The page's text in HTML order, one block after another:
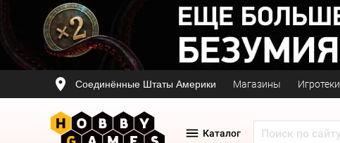
Соединённые Штаты Америки Магазины Игротеки
Каталог